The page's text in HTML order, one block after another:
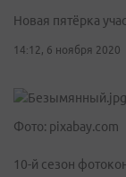
Новая пятёрка
14:12, 6 ноября 2020
Фото: pixabay.com
10-й сезон